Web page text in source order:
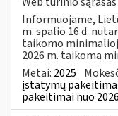
Informuojame,
m. spalio 16 d.
taikomo
2026 m. taikoma
Metai: 2025
įstatymų
pakeitimai nuo